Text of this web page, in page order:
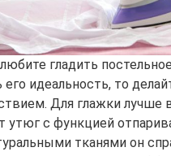
гладить
идеальность, то
Для глажки лучше
утюг с функцией
тканями он